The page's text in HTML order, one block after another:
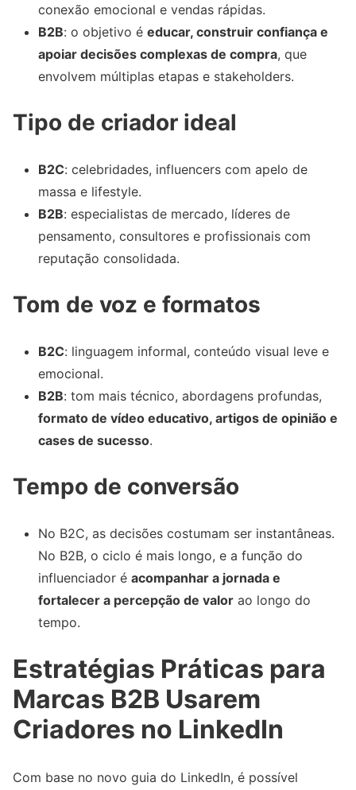
conexão emocional e vendas rápidas.
B2B: o objetivo é educar, construir confiança e
apoiar decisões complexas de compra, que
envolvem múltiplas etapas e stakeholders.
Tipo de criador ideal
B2C: celebridades, influencers com apelo de
massa e lifestyle.
B2B: especialistas de mercado, líderes de
pensamento, consultores e profissionais com
reputação consolidada.
Tom de voz e formatos
B2C: linguagem informal, conteúdo visual leve e
emocional.
B2B: tom mais técnico, abordagens profundas,
formato de vídeo educativo, artigos de opinião e
cases de sucesso.
Tempo de conversão
No B2C, as decisões costumam ser instantâneas.
No B2B, o ciclo é mais longo, e a função do
influenciador é acompanhar a jornada e
fortalecer a percepção de valor ao longo do
tempo.
Estratégias Práticas para
Marcas B2B Usarem
Criadores no LinkedIn
Com base no novo guia do LinkedIn, é possível